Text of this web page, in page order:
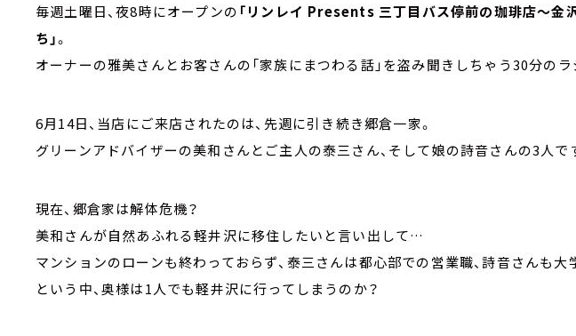
毎週土曜日、夜8時にオープンの 「リンレイ Presents 三丁目バス停前の珈琲店～金
ち」。
オーナーの雅美さんとお客さんの「家族にまつわる話」を盗み聞きしちゃう30分のラ
6月14日、当店にご来店されたのは、先週に引き続き郷倉一家。
グリーンアドバイザーの美和さんとご主人の泰三さん、そして娘の詩音さんの3人で
現在、郷倉家は解体危機？
美和さんが自然あふれる軽井沢に移住したいと言い出して…
マンションのローンも終わっておらず、泰三さんは都心部での営業職、詩音さんも大
という中、奥様は1人でも軽井沢に行ってしまうのか？